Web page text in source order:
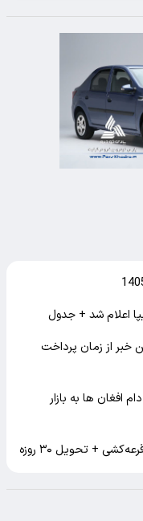
اعلام شد + جدول
خبر از زمان پرداخت
افغان ها به بازار
+ تحویل ۳۰ روزه